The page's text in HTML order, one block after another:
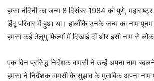
हम्सा नंदिनी का जन्म 8 दिसंबर 1984 को पुणे, महाराष्ट्र
हिंदू परिवार में हुआ था। हालाँकि उनके जन्म का नाम
हमसा कई तेलुगु फिल्मों में दिखाई दीं और इसी नाम से
एक दिन प्रसिद्ध निर्देशक वामसी ने उन्हें अपना नाम
हमसा ने निर्देशक वामसी के सुझाव के मुताबिक अपना